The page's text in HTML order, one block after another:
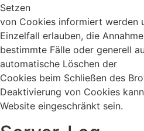
Setzen
von Cookies informiert werden
Einzelfall erlauben, die
bestimmte Fälle oder generell
automatische Löschen der
Cookies beim Schließen des
Deaktivierung von Cookies
Website eingeschränkt sein.